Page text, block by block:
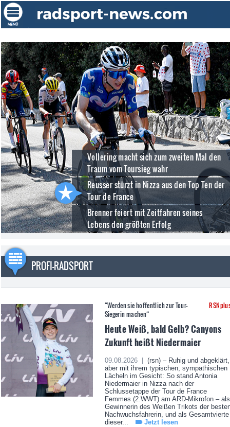
Vollering macht sich zum zweiten Mal den
Traum vom Toursieg wahr
Reusser stürzt in Nizza aus den Top Ten der
Tour de France
Brenner feiert mit Zeitfahren seines
Lebens den größten Erfolg
PROFI-RADSPORT
“Werden sie hoffentlich zur Tour-
Siegerin machen“
Heute Weiß, bald Gelb? Canyons
Zukunft heißt Niedermaier
09.08.2026 |
(rsn) – Ruhig und abgeklärt,
aber mit ihrem typischen, sympathischen
Lächeln im Gesicht: So stand Antonia
Niedermaier in Nizza nach der
Schlussetappe der Tour de France
Femmes (2.WWT) am ARD-Mikrofon – als
Gewinnerin des Weißen Trikots der
Nachwuchsfahrerin, und als Gesamtvierte
dieser...
Jetzt lesen